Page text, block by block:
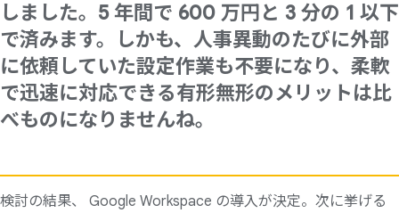
しました。5 年間で 600 万円と 3 分の 1 以下
で済みます。しかも、人事異動のたびに外部
に依頼していた設定作業も不要になり、柔軟
で迅速に対応できる有形無形のメリットは比
べものになりませんね。
検討の結果、 Google Workspace の導入が決定。次に挙げる